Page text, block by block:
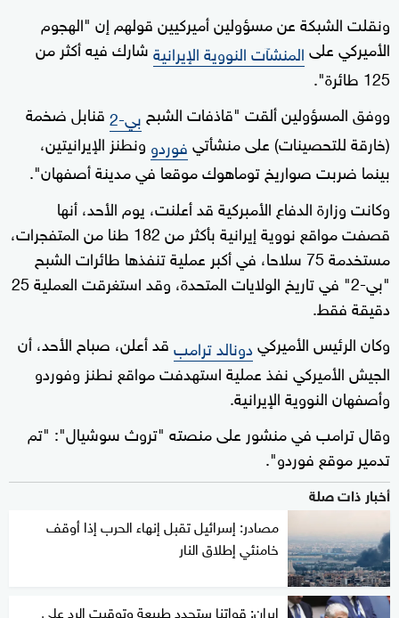
ونقلت الشبكة عن مسؤولين أميركيين قولهم إن "الهجوم
الأميركي علىالمنشآت النووية الإيرانيةشارك فيه أكثر من
125 طائرة".
ووفق المسؤولين ألقت "قاذفات الشبحبي-2 قنابل ضخمة
(خارقة للتحصينات) على منشأتيفوردو ونطنز الإيرانيتين،
بينما ضربت صواريخ توماهوك موقعا في مدينة أصفهان".
وكانت وزارة الدفاع الأمبركية قد أعلنت، يوم الأحد، أنها
قصفت مواقع نووية إيرانية بأكثر من 182 طنا من المتفجرات،
مستخدمة 75 سلاحا، في أكبر عملية تنفذها طائرات الشبح
"بي-2" في تاريخ الولايات المتحدة، وقد استغرقت العملية 25
دقيقة فقط.
وكان الرئيس الأميركيدونالد ترامبقد أعلن، صباح الأحد، أن
الجيش الأميركي نفذ عملية استهدفت مواقع نطنز وفوردو
وأصفهان النووية الإيرانية.
وقال ترامب في منشور على منصته "تروث سوشيال": "تم
تدمير موقع فوردو".
أخبار ذات صلة
مصادر: إسرائيل تقبل إنهاء الحرب إذا أوقف
خامنئي إطلاق النار
إيران: قواتنا ستحدد طبيعة وتوقيت الرد على